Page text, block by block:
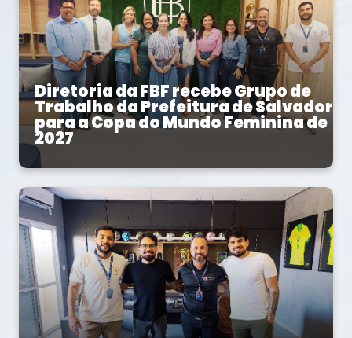
Diretoria da FBF recebe Grupo de
Trabalho da Prefeitura de Salvador
para a Copa do Mundo Feminina de
2027